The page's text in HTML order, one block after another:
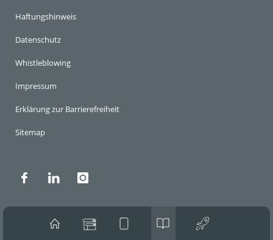
Haftungshinweis
Datenschutz
Whistleblowing
Impressum
Erklärung zur Barrierefreiheit
Sitemap